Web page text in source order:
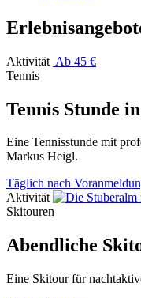
Aktivität Ab 45 €
Tennis
Tennis Stunde
Eine Tennisstunde mit
Markus Heigl.
Täglich nach
Aktivität
Skitouren
Abendliche
Eine Skitour für